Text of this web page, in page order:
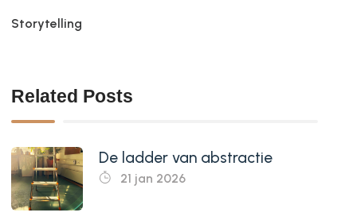
Storytelling
Related Posts
De ladder van abstractie
21 jan 2026